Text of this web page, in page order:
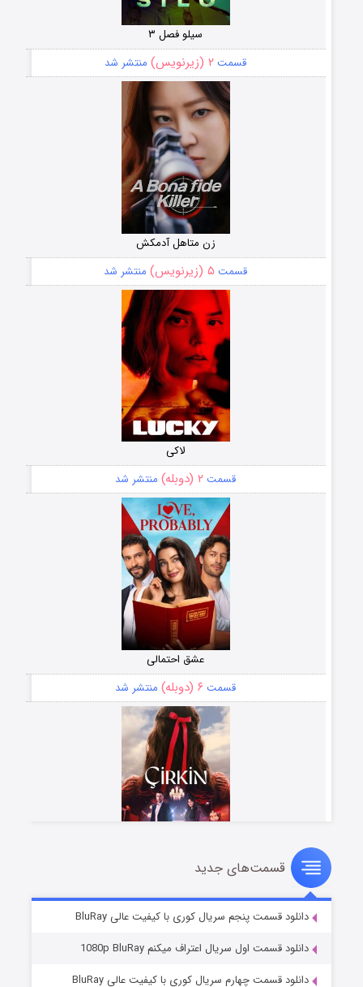
سیلو فصل ۳
قسمت ۲ (زیرنویس) منتشر شد
زن متاهل آدمکش
قسمت ۵ (زیرنویس) منتشر شد
لاکی
قسمت ۲ (دوبله) منتشر شد
عشق احتمالی
قسمت ۶ (دوبله) منتشر شد
سریال زشت
قسمت۵ (زیرنویس) منتشر شد
قسمت‌های جدید
دانلود قسمت پنجم سریال کوری با کیفیت عالی BluRay
دانلود قسمت اول سریال اعتراف میکنم 1080p BluRay
دانلود قسمت چهارم سریال کوری با کیفیت عالی BluRay